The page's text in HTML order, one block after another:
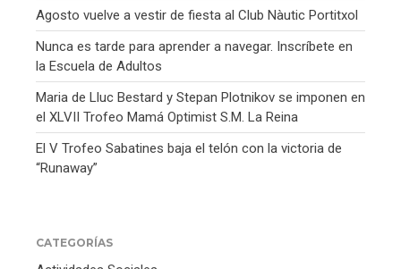
Agosto vuelve a vestir de fiesta al Club Nàutic Portitxol
Nunca es tarde para aprender a navegar. Inscríbete en
la Escuela de Adultos
Maria de Lluc Bestard y Stepan Plotnikov se imponen en
el XLVII Trofeo Mamá Optimist S.M. La Reina
El V Trofeo Sabatines baja el telón con la victoria de
“Runaway”
CATEGORÍAS